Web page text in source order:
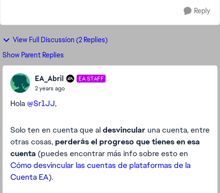
Reply
View Full Discussion (2 Replies)
Show Parent Replies
EA_Abril EA STAFF
2 years ago
Hola @Sr1JJ,
Solo ten en cuenta que aldesvincular una cuenta, entre
otras cosas, perderás el progreso que tienes en esa
cuenta (puedes encontrar más info sobre esto en
Cómo desvincular las cuentas de plataformas de la
Cuenta EA).